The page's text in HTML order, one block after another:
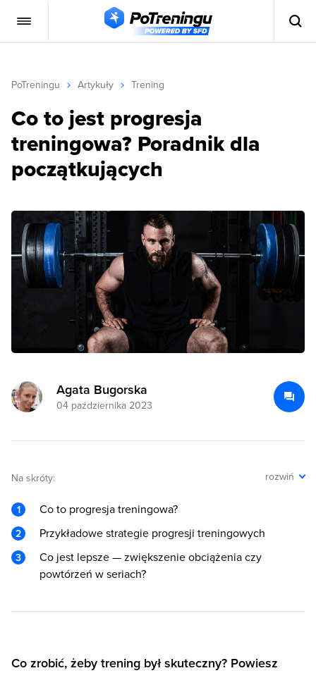
PoTreningu Artykuły Trening
Co to jest progresja
treningowa? Poradnik dla
początkujących
Agata Bugorska
04 października 2023
Na skróty: rozwiń
Co to progresja treningowa?
Przykładowe strategie progresji treningowych
Co jest lepsze — zwiększenie obciążenia czy
powtórzeń w seriach?
Co zrobić, żeby trening był skuteczny? Powiesz